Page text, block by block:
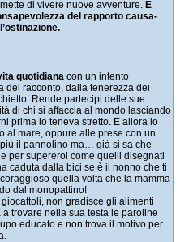
di vivere nuove avventure. E
del rapporto causa-
quotidiana con un intento
del racconto, dalla tenerezza dei
Rende partecipi delle sue
di chi si affaccia al mondo lasciando
prima lo teneva stretto. E allora lo
al mare, oppure alle prese con un
il pannolino ma… già si sa che
per supereroi come quelli disegnati
caduta dalla bici se è il nonno che ti
quella volta che la mamma
dal monopattino!
non gradisce gli alimenti
trovare nella sua testa le paroline
educato e non trova il motivo per